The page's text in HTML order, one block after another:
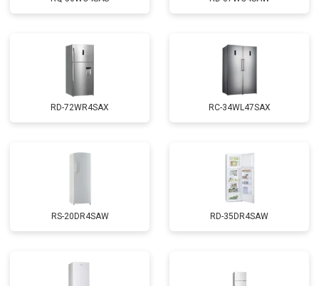
RD-72WR4SAX RС-34WL47SAX
RS-20DR4SAW RD-35DR4SAW